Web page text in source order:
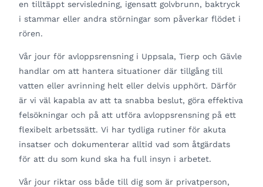
en tilltäppt servisledning, igensatt golvbrunn, baktryck
i stammar eller andra störningar som påverkar flödet i
rören.
Vår jour för avloppsrensning i Uppsala, Tierp och Gävle
handlar om att hantera situationer där tillgång till
vatten eller avrinning helt eller delvis upphört. Därför
är vi väl kapabla av att ta snabba beslut, göra effektiva
felsökningar och på att utföra avloppsrensning på ett
flexibelt arbetssätt. Vi har tydliga rutiner för akuta
insatser och dokumenterar alltid vad som åtgärdats
för att du som kund ska ha full insyn i arbetet.
Vår jour riktar oss både till dig som är privatperson,